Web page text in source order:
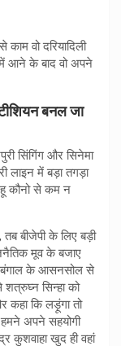
वो दरियादिली
आने के बाद वो अपने
बनल जा
सिंगिंग और सिनेमा
लाइन में बड़ा तगड़ा
कौनो से कम न
बीजेपी के लिए बड़ी
मूव के बजाए
बंगाल के आसनसोल से
सिन्हा को
कहा कि लड़ूंगा तो
अपने सहयोगी
कुशवाहा खुद ही वहां